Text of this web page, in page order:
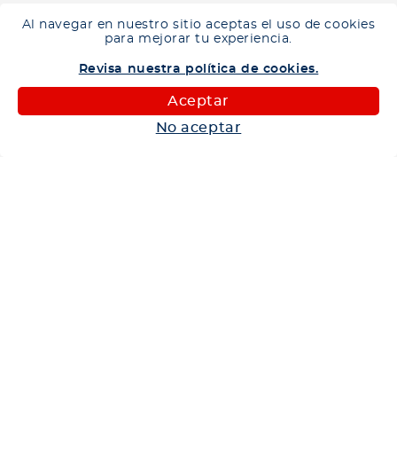
Al navegar en nuestro sitio aceptas el uso de cookies
para mejorar tu experiencia.
Revisa nuestra política de cookies.
Aceptar
No aceptar
Ingresa tu ubicación para ver los productos disponibles en tu zona